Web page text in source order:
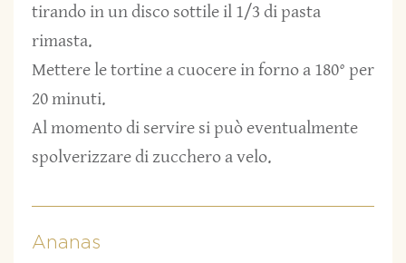
tirando in un disco sottile il 1/3 di pasta
rimasta.
Mettere le tortine a cuocere in forno a 180° per
20 minuti.
Al momento di servire si può eventualmente
spolverizzare di zucchero a velo.
Ananas